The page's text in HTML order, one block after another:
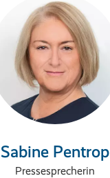
Sabine Pentrop
Pressesprecherin